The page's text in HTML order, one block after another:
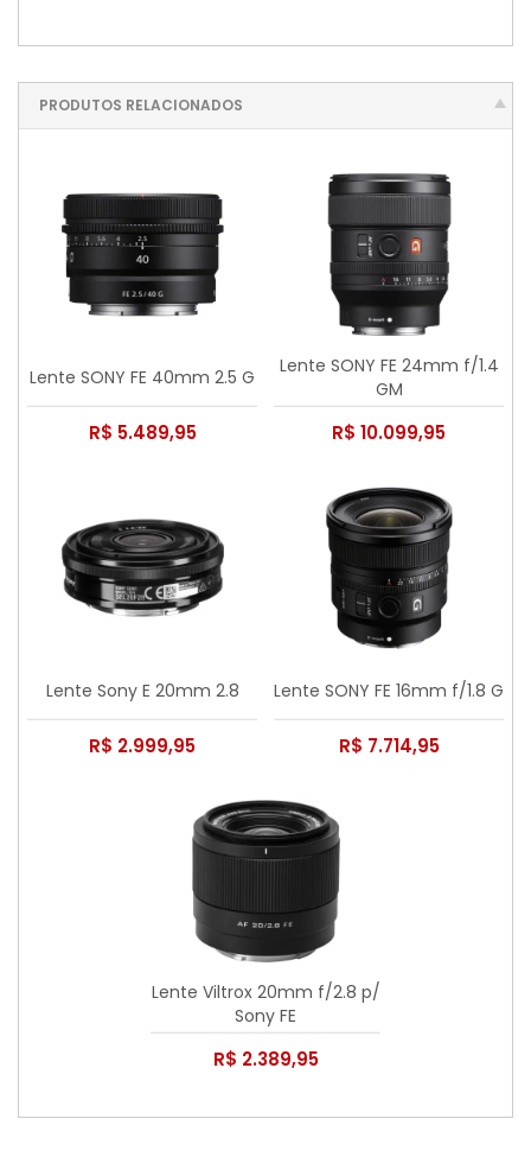
PRODUTOS RELACIONADOS
Lente SONY FE 40mm 2.5 G
R$ 5.489,95
Lente SONY FE 24mm f/1.4
GM
R$ 10.099,95
Lente Sony E 20mm 2.8
R$ 2.999,95
Lente SONY FE 16mm f/1.8 G
R$ 7.714,95
Lente Viltrox 20mm f/2.8 p/
Sony FE
R$ 2.389,95